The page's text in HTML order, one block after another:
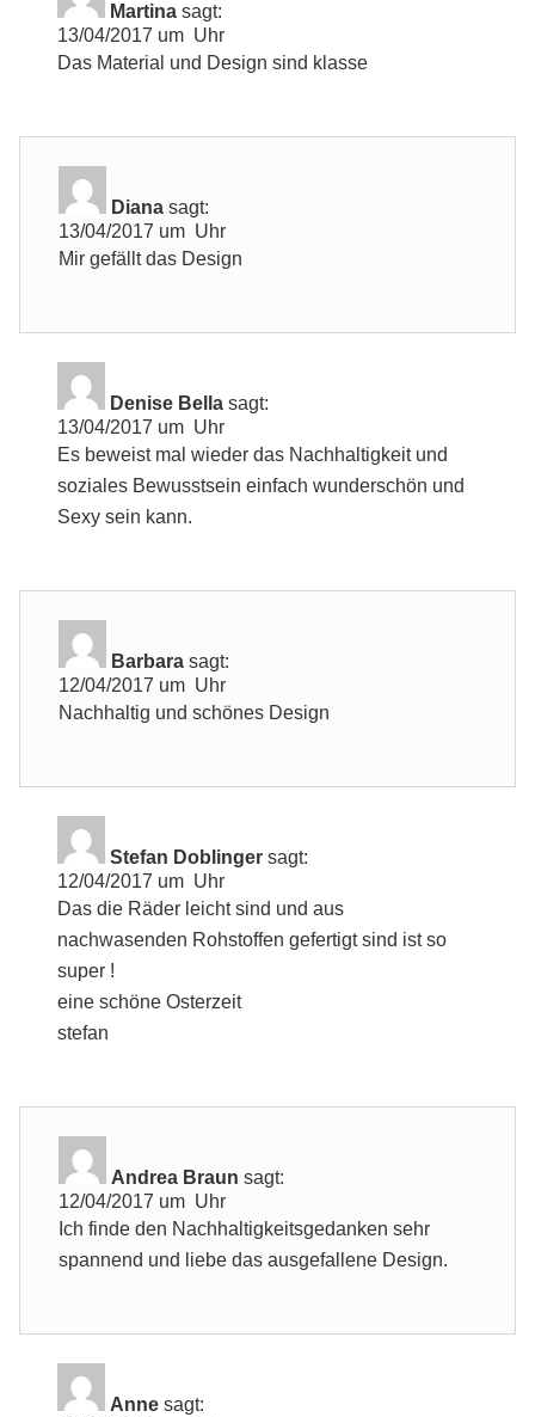
Martina sagt:
13/04/2017 um Uhr
Das Material und Design sind klasse
Diana sagt:
13/04/2017 um Uhr
Mir gefällt das Design
Denise Bella sagt:
13/04/2017 um Uhr
Es beweist mal wieder das Nachhaltigkeit und
soziales Bewusstsein einfach wunderschön und
Sexy sein kann.
Barbara sagt:
12/04/2017 um Uhr
Nachhaltig und schönes Design
Stefan Doblinger sagt:
12/04/2017 um Uhr
Das die Räder leicht sind und aus
nachwasenden Rohstoffen gefertigt sind ist so
super !
eine schöne Osterzeit
stefan
Andrea Braun sagt:
12/04/2017 um Uhr
Ich finde den Nachhaltigkeitsgedanken sehr
spannend und liebe das ausgefallene Design.
Anne sagt: